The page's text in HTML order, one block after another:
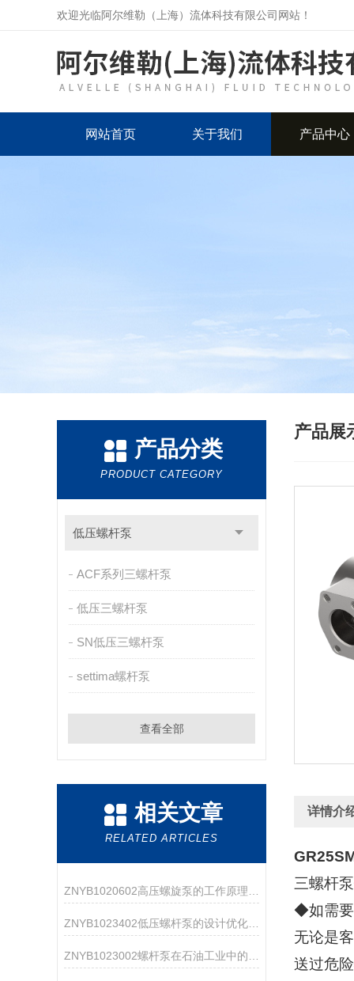
欢迎光临阿尔维勒（上海）流体科技有限公司网站！
网站首页 关于我们 产品中心
产品分类
PRODUCT CATEGORY
低压螺杆泵
ACF系列三螺杆泵
低压三螺杆泵
SN低压三螺杆泵
settima螺杆泵
查看全部
相关文章
RELATED ARTICLES
ZNYB1023402低压螺杆泵的设计优化与改进
产品展
详情介
三螺杆
◆如需要
无论是
送过危